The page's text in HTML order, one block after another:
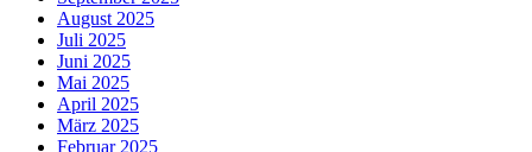
August 2025
Juli 2025
Juni 2025
Mai 2025
April 2025
März 2025
Februar 2025